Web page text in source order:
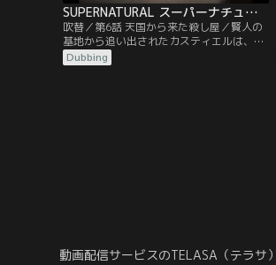
SUPERNATURAL スーパーナチュラル シーズン9 第06話／吹替
吹替／第6話 天国から来た殺し屋／賢人の
基地から追い出されたカスティエルは、コ
ンビニエンスストアでの販売員の職を見つ
けて人間として新たな生活を楽しむように
Dubbing
動画配信サービスのTELASA（テラサ）